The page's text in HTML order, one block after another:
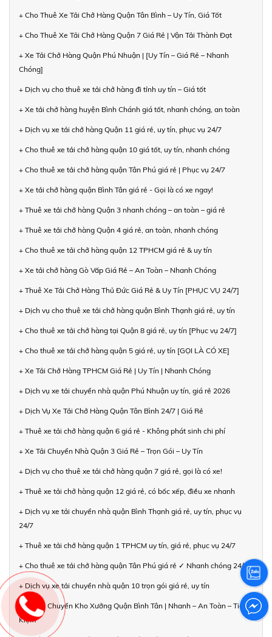
+ Cho Thuê Xe Tải Chở Hàng Quận Tân Bình – Uy Tín, Giá Tốt
+ Cho Thuê Xe Tải Chở Hàng Quận 7 Giá Rẻ | Vận Tải Thành Đạt
+ Xe Tải Chở Hàng Quận Phú Nhuận | [Uy Tín – Giá Rẻ – Nhanh
Chóng]
+ Dịch vụ cho thuê xe tải chở hàng đi tỉnh uy tín – Giá tốt
+ Xe tải chở hàng huyện Bình Chánh giá tốt, nhanh chóng, an toàn
+ Dịch vụ xe tải chở hàng Quận 11 giá rẻ, uy tín, phục vụ 24/7
+ Cho thuê xe tải chở hàng quận 10 giá tốt, uy tín, nhanh chóng
+ Cho thuê xe tải chở hàng quận Tân Phú giá rẻ | Phục vụ 24/7
+ Xe tải chở hàng quận Bình Tân giá rẻ - Gọi là có xe ngay!
+ Thuê xe tải chở hàng Quận 3 nhanh chóng – an toàn – giá rẻ
+ Thuê xe tải chở hàng Quận 4 giá rẻ, an toàn, nhanh chóng
+ Cho thuê xe tải chở hàng quận 12 TPHCM giá rẻ & uy tín
+ Xe tải chở hàng Gò Vấp Giá Rẻ – An Toàn – Nhanh Chóng
+ Thuê Xe Tải Chở Hàng Thủ Đức Giá Rẻ & Uy Tín [PHỤC VỤ 24/7]
+ Dịch vụ cho thuê xe tải chở hàng quận Bình Thạnh giá rẻ, uy tín
+ Cho thuê xe tải chở hàng tại Quận 8 giá rẻ, uy tín [Phục vụ 24/7]
+ Cho thuê xe tải chở hàng quận 5 giá rẻ, uy tín [GỌI LÀ CÓ XE]
+ Xe Tải Chở Hàng TPHCM Giá Rẻ | Uy Tín | Nhanh Chóng
+ Dịch vụ xe tải chuyển nhà quận Phú Nhuận uy tín, giá rẻ 2026
+ Dịch Vụ Xe Tải Chở Hàng Quận Tân Bình 24/7 | Giá Rẻ
+ Thuê xe tải chở hàng quận 6 giá rẻ - Không phát sinh chi phí
+ Xe Tải Chuyển Nhà Quận 3 Giá Rẻ – Trọn Gói – Uy Tín
+ Dịch vụ cho thuê xe tải chở hàng quận 7 giá rẻ, gọi là có xe!
+ Thuê xe tải chở hàng quận 12 giá rẻ, có bốc xếp, điều xe nhanh
+ Dịch vụ xe tải chuyển nhà quận Bình Thạnh giá rẻ, uy tín, phục vụ
24/7
+ Thuê xe tải chở hàng quận 1 TPHCM uy tín, giá rẻ, phục vụ 24/7
+ Cho thuê xe tải chở hàng quận Tân Phú giá rẻ ✓ Nhanh chóng 24/7
+ Dịch vụ xe tải chuyển nhà quận 10 trọn gói giá rẻ, uy tín
+ Xe Tải Chuyển Kho Xưởng Quận Bình Tân | Nhanh – An Toàn – Tiết
Kiệm